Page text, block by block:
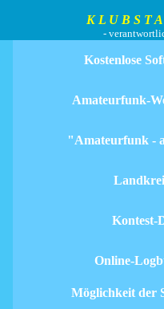
K L U B S T A T I
-
Kostenlose
Amateurfunk-
"Amateurfunk -
Kontest-
Online-
Möglichkeit der